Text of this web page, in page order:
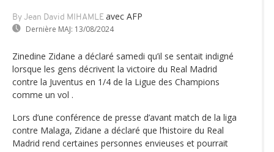
By Jean David MIHAMLE avec AFP
Dernière MAJ: 13/08/2024
Zinedine Zidane a déclaré samedi qu’il se sentait indigné
lorsque les gens décrivent la victoire du Real Madrid
contre la Juventus en 1/4 de la Ligue des Champions
comme un vol .
Lors d’une conférence de presse d’avant match de la liga
contre Malaga, Zidane a déclaré que l’histoire du Real
Madrid rend certaines personnes envieuses et pourrait